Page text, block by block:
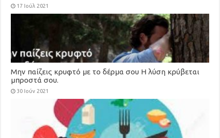
17 Ιούλ 2021
Μην παίζεις κρυφτό με το δέρμα σου Η λύση κρύβεται
μπροστά σου.
30 Ιούν 2021